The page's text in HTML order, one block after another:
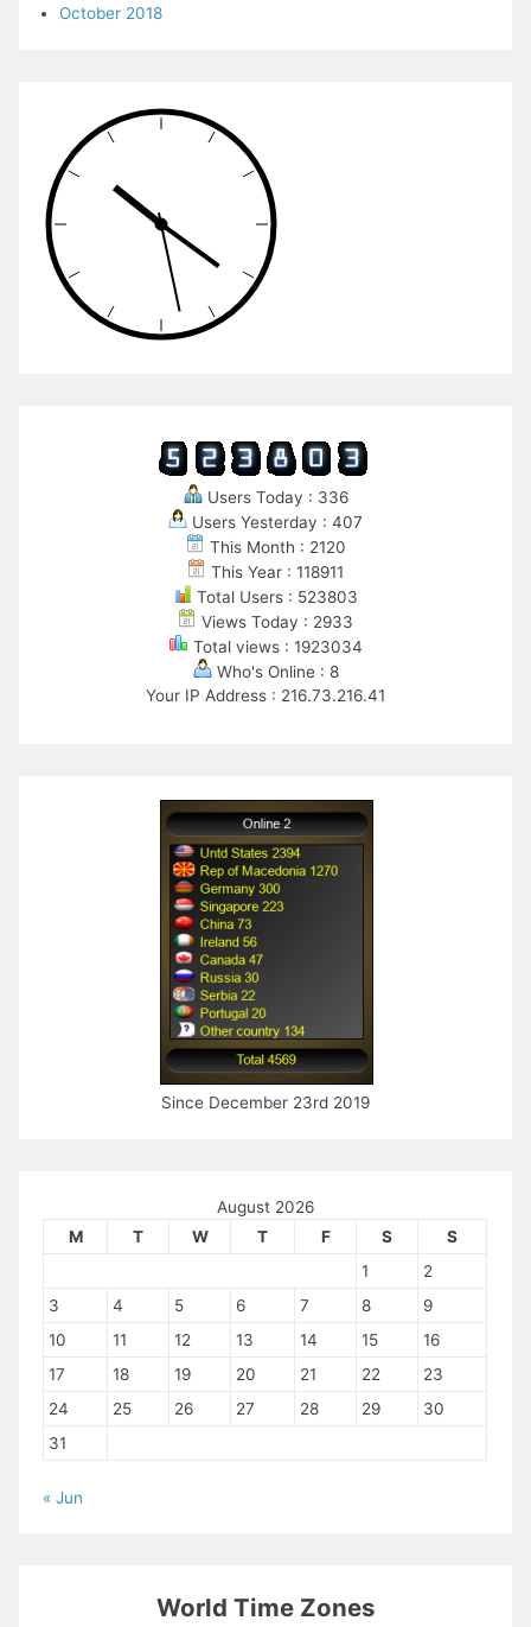
October 2018
Users Today : 336
Users Yesterday : 407
This Month : 2120
This Year : 118911
Total Users : 523803
Views Today : 2933
Total views : 1923034
Who's Online : 8
Your IP Address : 216.73.216.41
Since December 23rd 2019
August 2026
M
T W T F S
S
1
2
3
4 5 6 7 8
9
10
11 12 13 14 15
16
17
18 19 20 21 22
23
24
25 26 27 28 29
30
31
« Jun
World Time Zones